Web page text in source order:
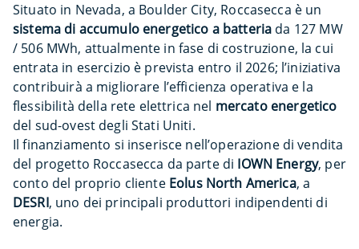
Situato in Nevada, a Boulder City, Roccasecca è un
sistema di accumulo energetico a batteria da 127 MW
/ 506 MWh, attualmente in fase di costruzione, la cui
entrata in esercizio è prevista entro il 2026; l’iniziativa
contribuirà a migliorare l’efficienza operativa e la
flessibilità della rete elettrica nel mercato energetico
del sud-ovest degli Stati Uniti.
Il finanziamento si inserisce nell’operazione di vendita
del progetto Roccasecca da parte di IOWN Energy, per
conto del proprio cliente Eolus North America, a
DESRI, uno dei principali produttori indipendenti di
energia.